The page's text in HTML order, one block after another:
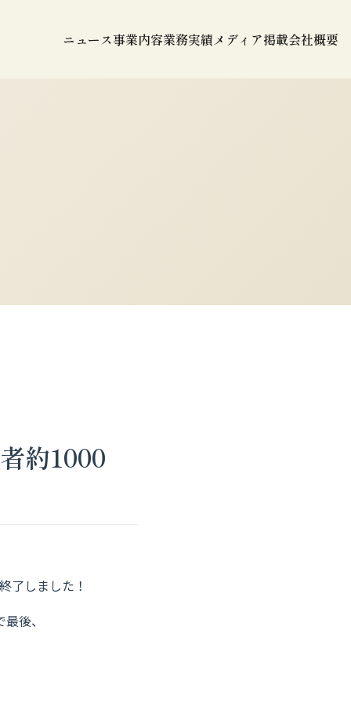
ニュース事業内容業務実績メディア掲載会社概要
約1000
了しました！
後、